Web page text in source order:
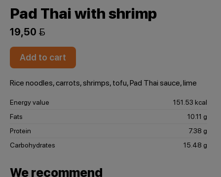
Pad Thai with shrimp
19,50 
Add to cart
Rice noodles, carrots, shrimps, tofu, Pad Thai sauce, lime
Energy value
151.53 kcal
Fats
10.11 g
Protein
7.38 g
Carbohydrates
15.48 g
We recommend